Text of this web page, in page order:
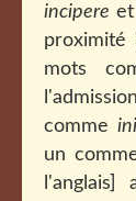
incipere et
mots
comme
un